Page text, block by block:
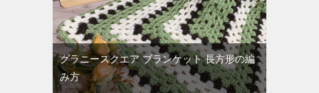
グラニースクエア ブランケット 長方形の編
み方